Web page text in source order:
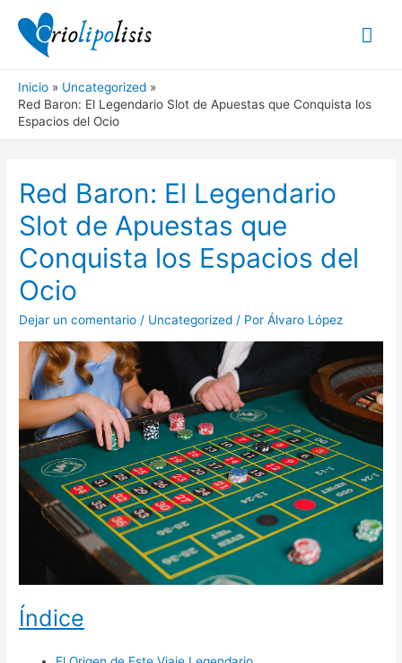
Inicio
Uncategorized
Red Baron: El Legendario Slot de Apuestas que Conquista los
Espacios del Ocio
Red Baron: El Legendario
Slot de Apuestas que
Conquista los Espacios del
Ocio
Dejar un comentario / Uncategorized / PorÁlvaro López
Índice